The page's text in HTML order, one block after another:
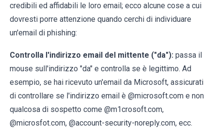
credibili ed affidabili le loro email; ecco alcune cose a cui
dovresti porre attenzione quando cerchi di individuare
un'email di phishing:
Controlla l'indirizzo email del mittente ("da"): passa il
mouse sull'indirizzo "da" e controlla se è legittimo. Ad
esempio, se hai ricevuto un'email da Microsoft, assicurati
di controllare se l'indirizzo email è @microsoft.com e non
qualcosa di sospetto come @m1crosoft.com,
@microsfot.com, @account-security-noreply.com, ecc.